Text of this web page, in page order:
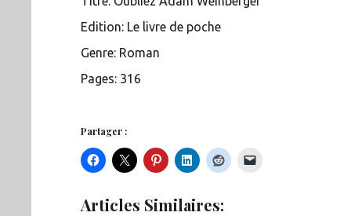
Edition: Le livre de poche
Genre: Roman
Pages: 316
Partager :
Articles Similaires: